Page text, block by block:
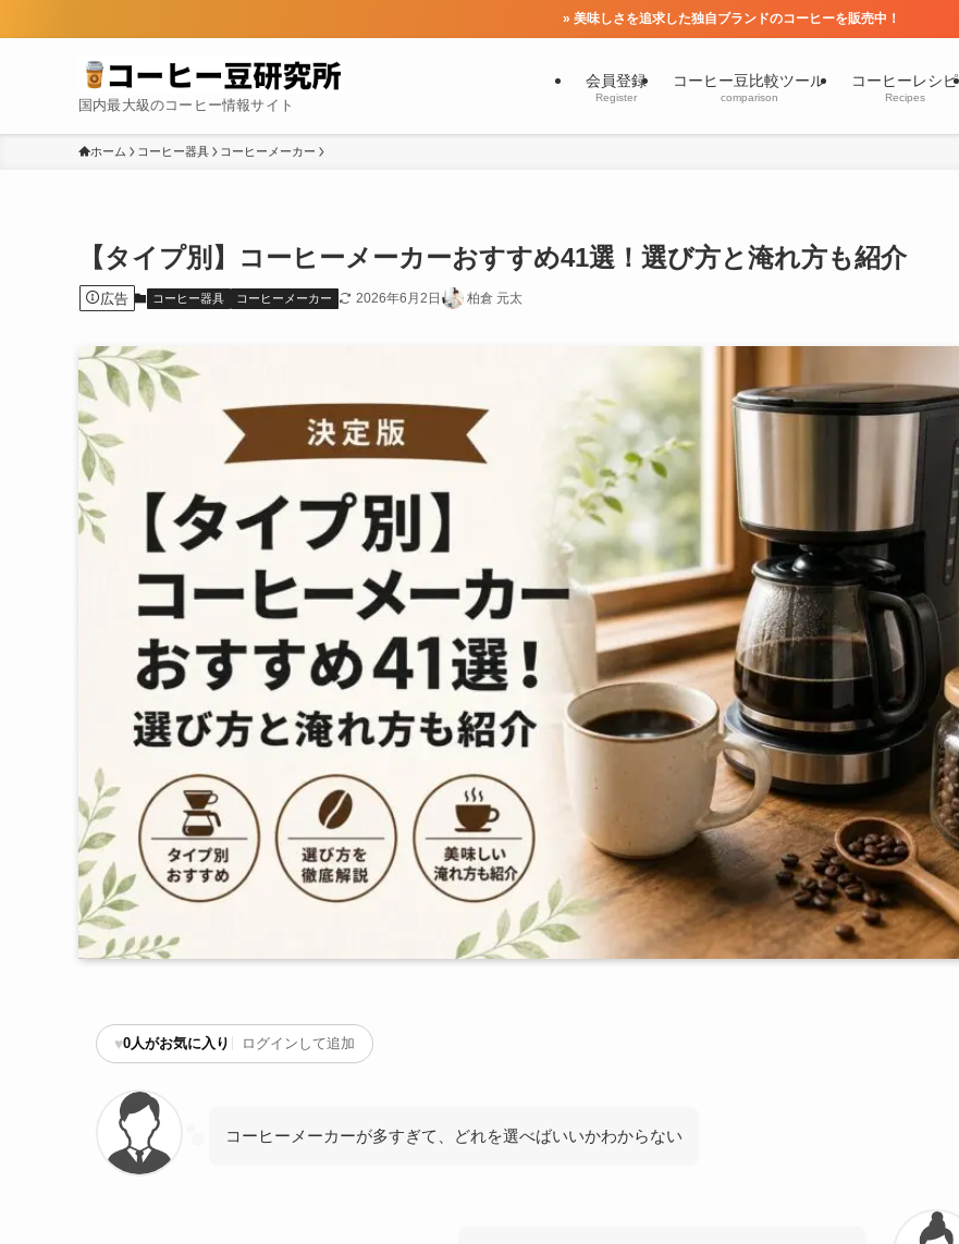
» 美味しさを追求した独自ブランドのコーヒーを販売中！
国内最大級のコーヒー情報サイト
会員登録
Register
コーヒー豆比較ツール
comparison
コーヒーレシピ
Recipes
ホーム コーヒー器具 コーヒーメーカー
【タイプ別】コーヒーメーカーおすすめ41選！選び方と淹れ方も紹介
広告 コーヒー器具 コーヒーメーカー 2026年6月2日 柏倉 元太
♥0人がお気に入り ログインして追加
コーヒーメーカーが多すぎて、どれを選べばいいかわからない